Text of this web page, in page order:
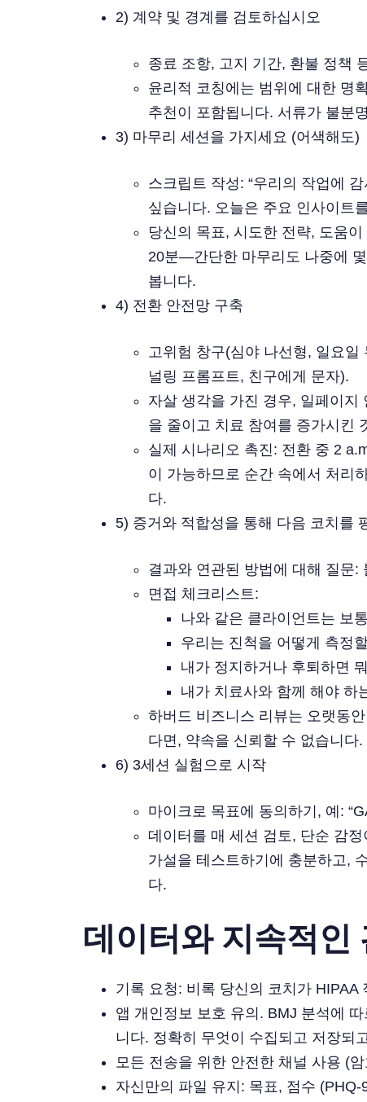
2) 계약 및 경계를 검토하십시오
종료 조항, 고지 기간, 환불 정책
윤리적 코칭에는 범위에 대한 명
추천이 포함됩니다. 서류가 불분
3) 마무리 세션을 가지세요 (어색해도)
스크립트 작성: “우리의 작업에
싶습니다. 오늘은 주요 인사이트
당신의 목표, 시도한 전략, 도움
20분—간단한 마무리도 나중에
봅니다.
4) 전환 안전망 구축
고위험 창구(심야 나선형, 일요
널링 프롬프트, 친구에게 문자).
자살 생각을 가진 경우, 일페이지
을 줄이고 치료 참여를 증가시킨
실제 시나리오 촉진: 전환 중 2
이 가능하므로 순간 속에서 처리
다.
5) 증거와 적합성을 통해 다음 코치를
결과와 연관된 방법에 대해 질문
면접 체크리스트:
나와 같은 클라이언트는 보
우리는 진척을 어떻게 측정
내가 정지하거나 후퇴하면
내가 치료사와 함께 해야 하
하버드 비즈니스 리뷰는 오랫동
다면, 약속을 신뢰할 수 없습니다.
6) 3세션 실험으로 시작
마이크로 목표에 동의하기, 예:
데이터를 매 세션 검토, 단순 감
가설을 테스트하기에 충분하고,
다.
데이터와 지속적인
기록 요청: 비록 당신의 코치가
앱 개인정보 보호 유의. BMJ 분석에
니다. 정확히 무엇이 수집되고 저장되
모든 전송을 위한 안전한 채널 사용 (
자신만의 파일 유지: 목표, 점수